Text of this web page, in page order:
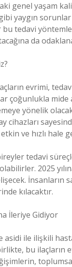
genel yaşam
yaygın
tedavi
da
evrimi,
çoğunlukla
yönelik
ve hızlı hale
tedavi
2025
İnsanların
kılacaktır.
İleriye Gidiyor
ile ilişkili
bu ilaçların